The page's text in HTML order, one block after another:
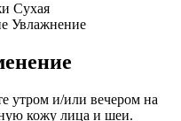
Сухая
Увлажнение
утром и/или вечером на
кожу лица и шеи.